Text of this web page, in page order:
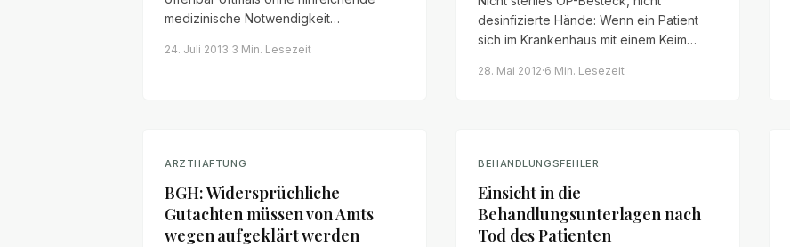
medizinische Notwendigkeit
Sehschärfe noch über 50 % liegt, kann
24. Juli 2013·3 Min. Lesezeit
desinfizierte Hände: Wenn ein Patient
sich im Krankenhaus mit einem Keim
sein. Bei Hygienemängeln gilt eine
28. Mai 2012·6 Min. Lesezeit
ARZTHAFTUNG
BGH: Widersprüchliche
Gutachten müssen von Amts
wegen aufgeklärt werden
BEHANDLUNGSFEHLER
Einsicht in die
Behandlungsunterlagen nach
Tod des Patienten